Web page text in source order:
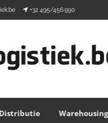
+32 495/456.990